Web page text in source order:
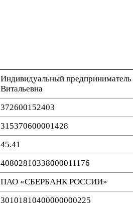
Индивидуальный предприниматель
Витальевна
372600152403
315370600001428
45.41
40802810338000011176
ПАО «СБЕРБАНК РОССИИ»
30101810400000000225